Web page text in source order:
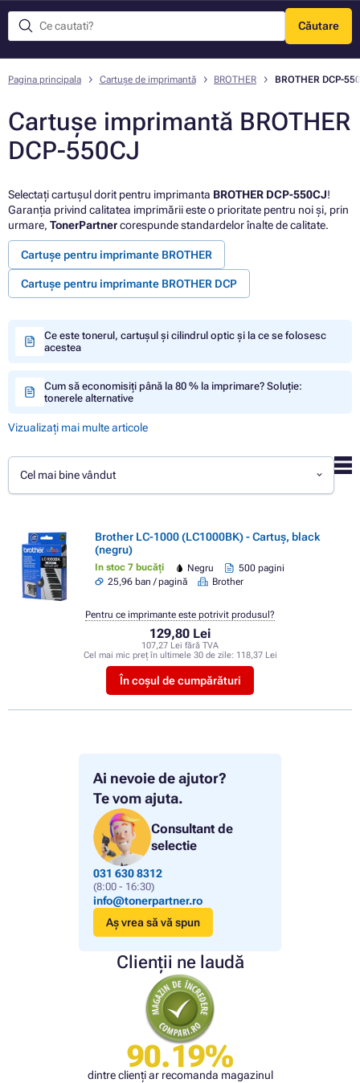
Căutare
Meniu
Ai nevoie de ajutor?
Te vom ajuta.
Consultant de
selectie
031 630 8312
(8:00 - 16:30)
info@tonerpartner.ro
Aș vrea să vă spun
Clienții ne laudă
90.19%
dintre clienți ar recomanda magazinul
Pagina principala Cartușe de imprimantă BROTHER BROTHER DCP-
Cartușe imprimantă BROTHER
DCP-550CJ
Selectați cartușul dorit pentru imprimanta BROTHER DCP-550CJ!
Garanția privind calitatea imprimării este o prioritate pentru noi și, prin
urmare, TonerPartnercorespunde standardelor înalte de calitate.
Cartușe pentru imprimante BROTHER
Cartușe pentru imprimante BROTHER DCP
Ce este tonerul, cartușul și cilindrul optic și la ce se folosesc
acestea
Cum să economisiți până la 80 % la imprimare? Soluție:
tonerele alternative
Vizualizați mai multe articole
Cel mai bine vândut
Brother LC-1000 (LC1000BK) - Cartuș, black
(negru)
In stoc 7 bucăți Negru
500 pagini
25,96 ban / pagină
Brother
129,80 Lei
107,27 Lei fără TVA
Cel mai mic preț în ultimele 30 de zile: 118,37 Lei
În coșul de cumpărături
Pentru ce imprimante este potrivit produsul?